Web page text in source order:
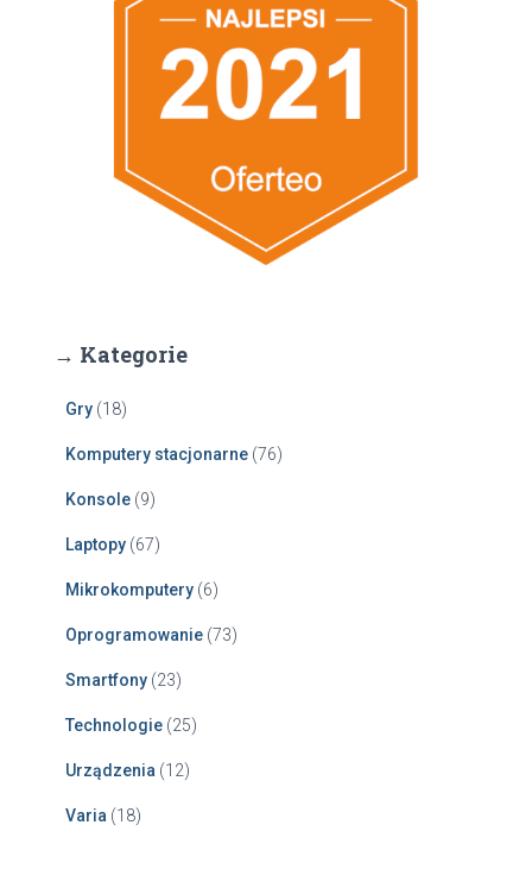
→ Kategorie
Gry (18)
Komputery stacjonarne (76)
Konsole (9)
Laptopy (67)
Mikrokomputery (6)
Oprogramowanie (73)
Smartfony (23)
Technologie (25)
Urządzenia (12)
Varia (18)